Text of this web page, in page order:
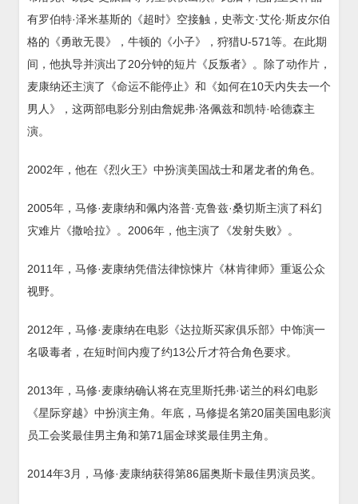
有罗伯特·泽米基斯的《超时》空接触，史蒂文·艾伦·斯皮尔伯
格的《勇敢无畏》，牛顿的《小子》，狩猎U-571等。在此期
间，他执导并演出了20分钟的短片《反叛者》。除了动作片，
麦康纳还主演了《命运不能停止》和《如何在10天内失去一个
男人》，这两部电影分别由詹妮弗·洛佩兹和凯特·哈德森主
演。
2002年，他在《烈火王》中扮演美国战士和屠龙者的角色。
2005年，马修·麦康纳和佩内洛普·克鲁兹·桑切斯主演了科幻
灾难片《撒哈拉》。2006年，他主演了《发射失败》。
2011年，马修·麦康纳凭借法律惊悚片《林肯律师》重返公众
视野。
2012年，马修·麦康纳在电影《达拉斯买家俱乐部》中饰演一
名吸毒者，在短时间内瘦了约13公斤才符合角色要求。
2013年，马修·麦康纳确认将在克里斯托弗·诺兰的科幻电影
《星际穿越》中扮演主角。年底，马修提名第20届美国电影演
员工会奖最佳男主角和第71届金球奖最佳男主角。
2014年3月，马修·麦康纳获得第86届奥斯卡最佳男演员奖。